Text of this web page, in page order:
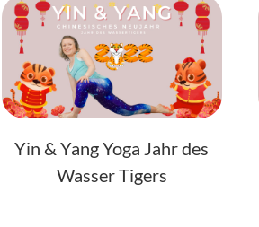
Yin & Yang Yoga Jahr des
Wasser Tigers